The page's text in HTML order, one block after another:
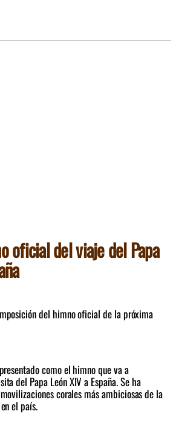
oficial del viaje del Papa
del himno oficial de la próxima
como el himno que va a
del Papa León XIV a España. Se ha
corales más ambiciosas de la
el país.